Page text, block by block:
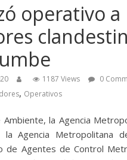
operativo a
1187 Views
0
, Operativos
Ambiente, la Agencia
la Agencia Metropolitana
de Agentes de Control